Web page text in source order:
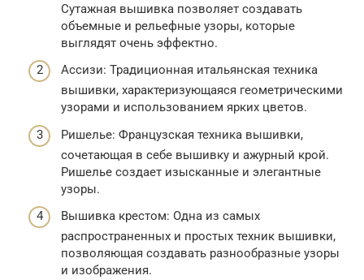
Сутажная вышивка позволяет создавать
объемные и рельефные узоры, которые
выглядят очень эффектно.
Ассизи: Традиционная итальянская техника
вышивки, характеризующаяся геометрическими
узорами и использованием ярких цветов.
Ришелье: Французская техника вышивки,
сочетающая в себе вышивку и ажурный крой.
Ришелье создает изысканные и элегантные
узоры.
Вышивка крестом: Одна из самых
распространенных и простых техник вышивки,
позволяющая создавать разнообразные узоры
и изображения.